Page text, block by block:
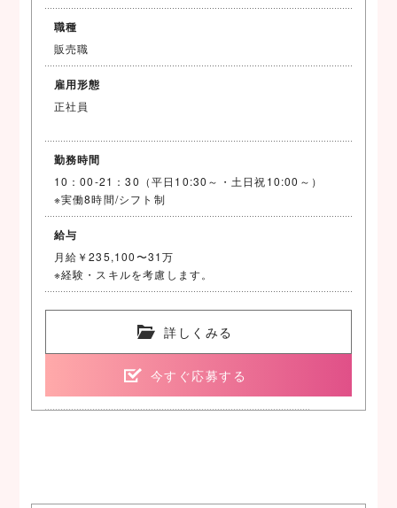
職種
販売職
雇用形態
正社員
勤務時間
10：00-21：30（平日10:30～・土日祝10:00～）
※実働8時間/シフト制
給与
月給￥235,100〜31万
※経験・スキルを考慮します。
詳しくみる
今すぐ応募する